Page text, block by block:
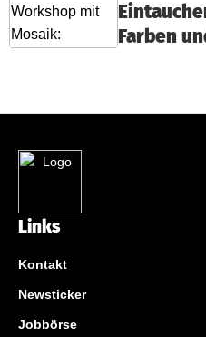
Farben
Links
Kontakt
Newsticker
Jobbörse